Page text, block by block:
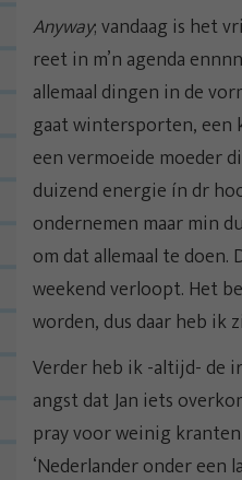
Anyway; vandaag is het
reet in m’n agenda
allemaal dingen in de
gaat wintersporten, een
een vermoeide moeder
duizend energie ín dr
ondernemen maar min
om dat allemaal te doen.
weekend verloopt. Het
worden, dus daar heb ik
Verder heb ik -altijd- de
angst dat Jan iets
pray voor weinig
‘Nederlander onder een